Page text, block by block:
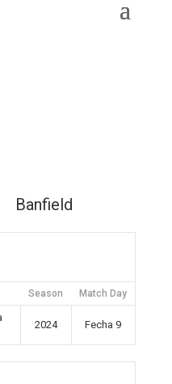
Banfield
Season Match Day
2024 Fecha 9